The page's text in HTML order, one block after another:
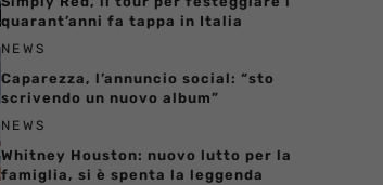
quarant’anni fa tappa in Italia
NEWS
Caparezza, l’annuncio social: “sto
scrivendo un nuovo album”
NEWS
Whitney Houston: nuovo lutto per la
famiglia, si è spenta la leggenda